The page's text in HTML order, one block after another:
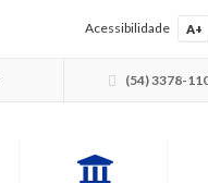
Acessibilidade A+
(54) 3378-